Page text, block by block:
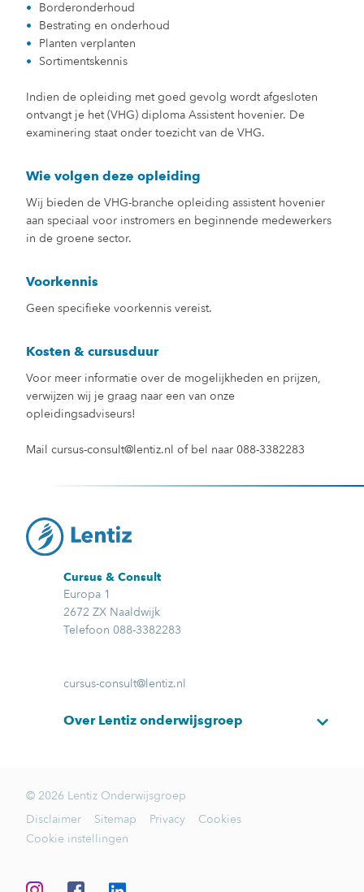
Borderonderhoud
Bestrating en onderhoud
Planten verplanten
Sortimentskennis
Indien de opleiding met goed gevolg wordt afgesloten
ontvangt je het (VHG) diploma Assistent hovenier. De
examinering staat onder toezicht van de VHG.
Wie volgen deze opleiding
Wij bieden de VHG-branche opleiding assistent hovenier
aan speciaal voor instromers en beginnende medewerkers
in de groene sector.
Voorkennis
Geen specifieke voorkennis vereist.
Kosten & cursusduur
Voor meer informatie over de mogelijkheden en prijzen,
verwijzen wij je graag naar een van onze
opleidingsadviseurs!
Mail cursus-consult@lentiz.nl of bel naar 088-3382283
Cursus & Consult
Europa 1
2672 ZX Naaldwijk
Telefoon 088-3382283
cursus-consult@lentiz.nl
Over Lentiz onderwijsgroep
© 2026 Lentiz Onderwijsgroep
Disclaimer
Sitemap Privacy
Cookies
Cookie instellingen